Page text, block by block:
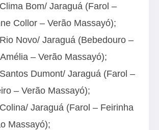
Bom/ Jaraguá (Farol –
Collor – Verão Massayó);
Novo/ Jaraguá (Bebedouro –
– Verão Massayó);
Dumont/ Jaraguá (Farol –
– Verão Massayó);
Jaraguá (Farol – Feirinha
Massayó);